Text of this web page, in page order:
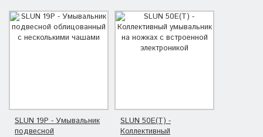
SLUN 19P - Умывальник
подвесной
SLUN 50E(T) -
Коллективный